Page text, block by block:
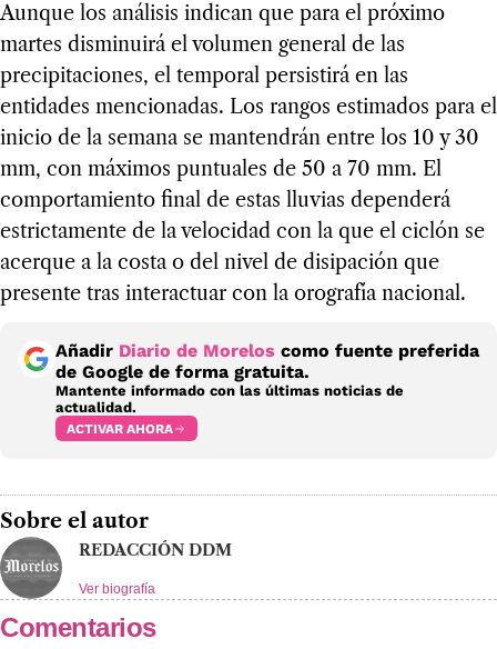
Aunque los análisis indican que para el próximo
martes disminuirá el volumen general de las
precipitaciones, el temporal persistirá en las
entidades mencionadas. Los rangos estimados para el
inicio de la semana se mantendrán entre los 10 y 30
mm, con máximos puntuales de 50 a 70 mm. El
comportamiento final de estas lluvias dependerá
estrictamente de la velocidad con la que el ciclón se
acerque a la costa o del nivel de disipación que
presente tras interactuar con la orografía nacional.
Añadir Diario de Morelos como fuente preferida
de Google de forma gratuita.
Mantente informado con las últimas noticias de
actualidad.
ACTIVAR AHORA
Sobre el autor
REDACCIÓN DDM
Ver biografía
Comentarios